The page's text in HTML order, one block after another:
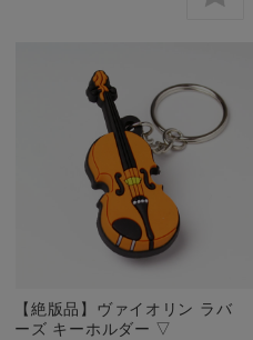
【絶版品】ヴァイオリン ラバ
ーズ キーホルダー ▽